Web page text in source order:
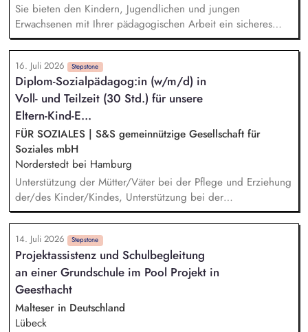
Sie bieten den Kindern, Jugendlichen und jungen
Erwachsenen mit Ihrer pädagogischen Arbeit ein sicheres
Zuhause. Einzel- und Gruppenaktivitäten aber auch Ausflüge
werden von Ihnen mitgeplant, organisiert und durchgeführt.
Bei der Hilfeplanung wirken Sie mit und arbeiten eng mit
den Fachkräften der Jugendämter sowie weiteren am
Entwicklungsprozess beteiligten Personen zusammen. Sie
führen Kennenlerngespräche und beteiligen sich aktiv am
Aufnahmeprozess.
16. Juli 2026 Stepstone
Diplom-Sozialpädagog:in (w/m/d) in
Voll- und Teilzeit (30 Std.) für unsere
Eltern-Kind-E...
FÜR SOZIALES | S&S gemeinnützige Gesellschaft für
Soziales mbH
Norderstedt bei Hamburg
Unterstützung der Mütter/Väter bei der Pflege und Erziehung
der/des Kinder/Kindes, Unterstützung bei der
Beziehungsentwicklung und der persönlichen Rollenfindung
der Eltern, Zusammenarbeit mit und Begleitung zu Ärzten
und Behörden, Die Mütter und Väter lebensnah und
alltagsorientiert auf ein selbstständiges Leben vorzubereiten,
Beratung in Einzelgesprächen und Hilfeplanung in Fragen
der beruflichen, schulischen sowie allgemeinen
Lebensplanung, Planung und Umsetzung
tagesstrukturierender Angebote
14. Juli 2026 Stepstone
Projektassistenz und Schulbegleitung
an einer Grundschule im Pool Projekt in
Geesthacht
Malteser in Deutschland
Lübeck